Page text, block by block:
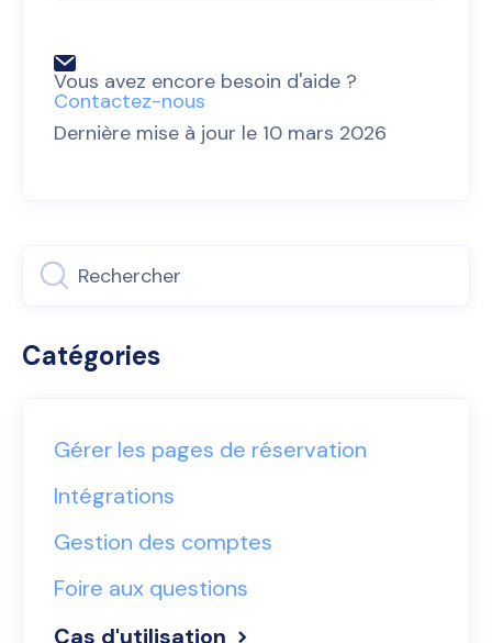
Vous avez encore besoin d'aide ?
Contactez-nous
Dernière mise à jour le 10 mars 2026
Catégories
Gérer les pages de réservation
Intégrations
Gestion des comptes
Foire aux questions
Cas d'utilisation